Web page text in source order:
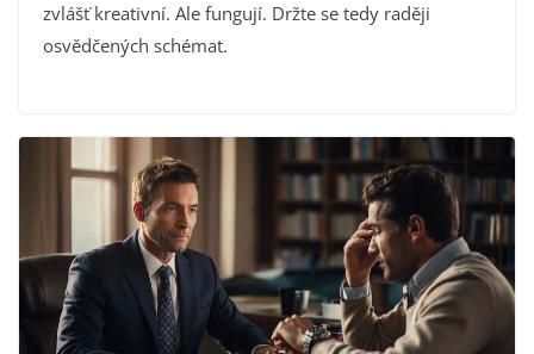
zvlášť kreativní. Ale fungují. Držte se tedy raději
osvědčených schémat.